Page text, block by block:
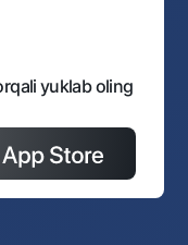
yuklab oling